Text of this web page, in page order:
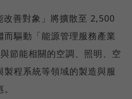
善對象」將擴散至 2,500
而驅動「能源管理服務產業
與節能相關的空調、照明、空
製程系統等領域的製造與服